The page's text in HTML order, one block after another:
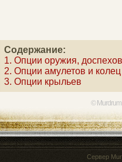
Содержание:
1. Опции оружия,
2. Опции амулетов и колец
3. Опции крыльев
©
Сервер